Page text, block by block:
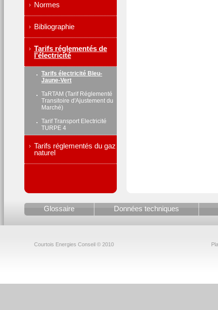
Normes
Bibliographie
Tarifs réglementés de
l'électricité
Tarifs électricité Bleu-
Jaune-Vert
TaRTAM (Tarif Réglementé
Transitoire d'Ajustement du
Marché)
Tarif Transport Electricité
TURPE 4
Tarifs réglementés du gaz
naturel
Glossaire Données techniques
Courtois Energies Conseil © 2010